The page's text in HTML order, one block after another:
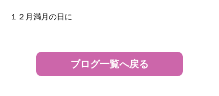
１２月満月の日に
ブログ一覧へ戻る